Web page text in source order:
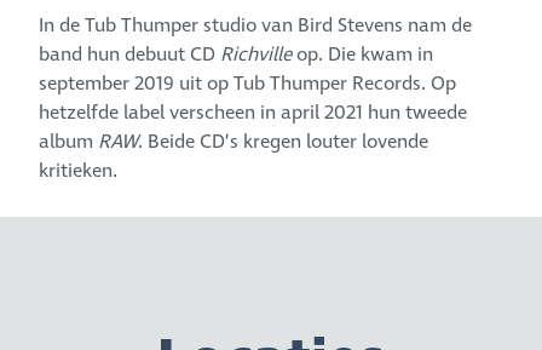
In de Tub Thumper studio van Bird Stevens nam de
band hun debuut CD Richvilleop. Die kwam in
september 2019 uit op Tub Thumper Records. Op
hetzelfde label verscheen in april 2021 hun tweede
album RAW. Beide CD’s kregen louter lovende
kritieken.